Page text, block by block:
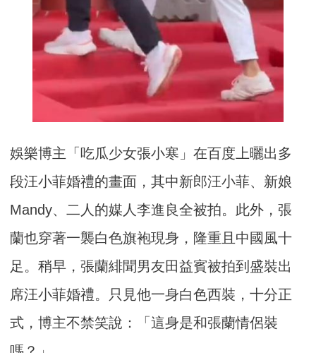
娛樂博主「吃瓜少女張小寒」在百度上曬出多
段汪小菲婚禮的畫面，其中新郎汪小菲、新娘
Mandy、二人的媒人李進良全被拍。此外，張
蘭也穿著一襲白色旗袍現身，隆重且中國風十
足。稍早，張蘭緋聞男友田益賓被拍到盛裝出
席汪小菲婚禮。只見他一身白色西裝，十分正
式，博主不禁笑說：「這身是和張蘭情侶裝